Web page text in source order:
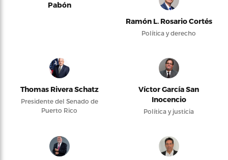
Pabón
Ramón L. Rosario Cortés
Política y derecho
Thomas Rivera Schatz
Presidente del Senado de
Puerto Rico
Víctor García San
Inocencio
Política y justicia